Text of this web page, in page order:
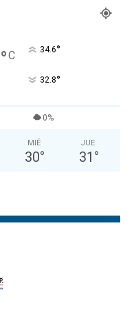
°C 34.6°
32.8°
0%
MIÉ
30°
JUE
31 °